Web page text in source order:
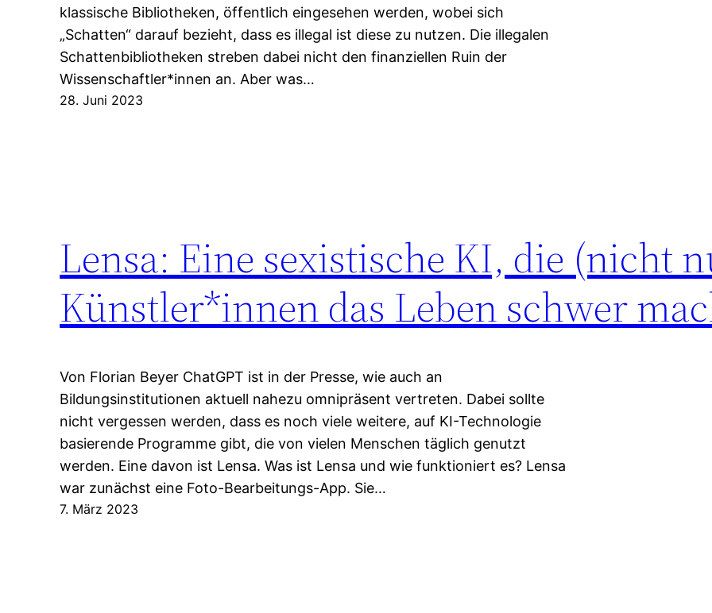
klassische Bibliotheken, öffentlich eingesehen werden, wobei sich
„Schatten“ darauf bezieht, dass es illegal ist diese zu nutzen. Die illegalen
Schattenbibliotheken streben dabei nicht den finanziellen Ruin der
Wissenschaftler*innen an. Aber was…
28. Juni 2023
Lensa: Eine sexistische KI, die (nicht
Künstler*innen das Leben schwer
Von Florian Beyer ChatGPT ist in der Presse, wie auch an
Bildungsinstitutionen aktuell nahezu omnipräsent vertreten. Dabei sollte
nicht vergessen werden, dass es noch viele weitere, auf KI-Technologie
basierende Programme gibt, die von vielen Menschen täglich genutzt
werden. Eine davon ist Lensa. Was ist Lensa und wie funktioniert es? Lensa
war zunächst eine Foto-Bearbeitungs-App. Sie…
7. März 2023